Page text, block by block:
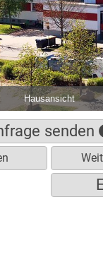
Hausansicht